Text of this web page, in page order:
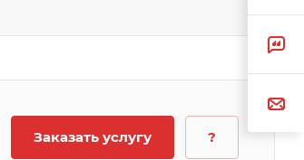
Заказать услугу ?